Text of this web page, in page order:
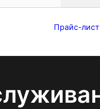
Прайс-